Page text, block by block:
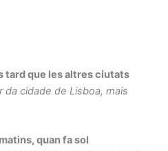
tard que les altres ciutats
da cidade de Lisboa, mais
quan fa sol